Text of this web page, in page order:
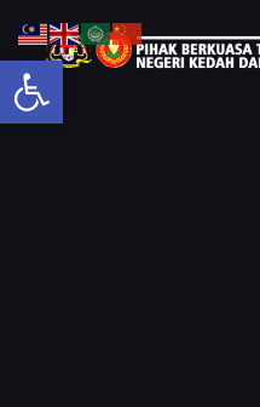
Open toolbar